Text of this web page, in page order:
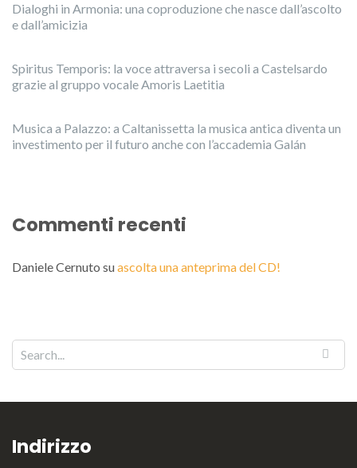
Dialoghi in Armonia: una coproduzione che nasce dall’ascolto
e dall’amicizia
Spiritus Temporis: la voce attraversa i secoli a Castelsardo
grazie al gruppo vocale Amoris Laetitia
Musica a Palazzo: a Caltanissetta la musica antica diventa un
investimento per il futuro anche con l’accademia Galán
Commenti recenti
Daniele Cernuto suascolta una anteprima del CD!
Indirizzo